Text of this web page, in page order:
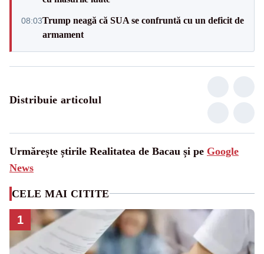
08:03Trump neagă că SUA se confruntă cu un deficit de
armament
Distribuie articolul
Urmărește știrile Realitatea de Bacau și pe Google
News
CELE MAI CITITE
1